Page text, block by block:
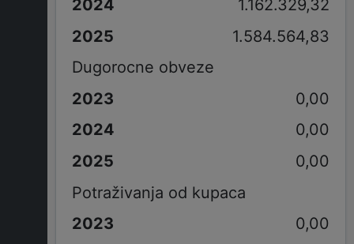
1.162.329,32
1.584.564,83
Dugorocne obveze
0,00
0,00
0,00
Potraživanja od kupaca
0,00